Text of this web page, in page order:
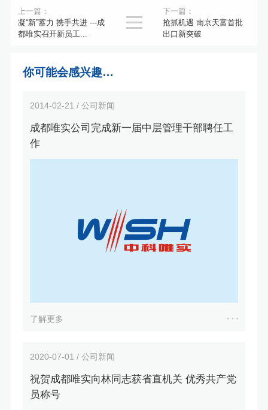
上一篇：
凝“新”蓄力 携手共进 ---成
都唯实召开新员工...
下一篇：
抢抓机遇 南京天富首批
出口新突破

你可能会感兴趣…
2014-02-21 / 公司新闻
成都唯实公司完成新一届中层管理干部聘任工
作
了解更多
2020-07-01 / 公司新闻
祝贺成都唯实向林同志获省直机关 优秀共产党
员称号